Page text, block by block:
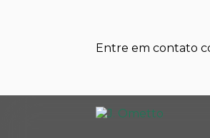
Entre em contato